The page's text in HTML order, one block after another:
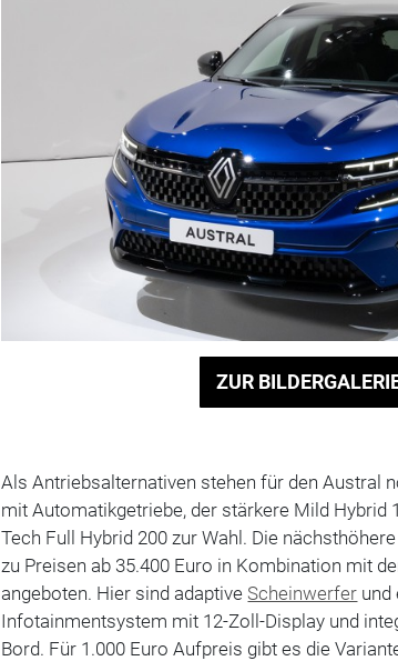
ZUR
Als Antriebsalternativen stehen für den Austral
mit Automatikgetriebe, der stärkere Mild Hybrid
Tech Full Hybrid 200 zur Wahl. Die
zu Preisen ab 35.400 Euro in Kombination mit
angeboten. Hier sind adaptive Scheinwerfer und
Infotainmentsystem mit 12-Zoll-Display und
Bord. Für 1.000 Euro Aufpreis gibt es die